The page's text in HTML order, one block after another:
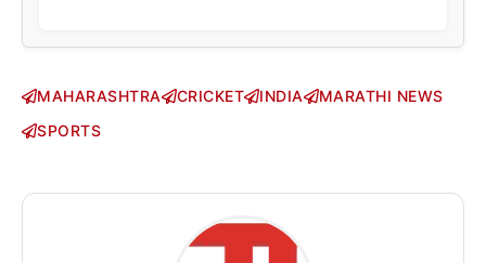
MAHARASHTRA CRICKET INDIA
MARATHI NEWS
SPORTS